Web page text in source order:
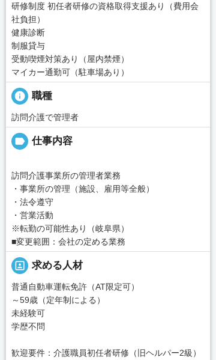
研修制度 初任者研修の資格取得支援あり（費用会
社負担）
健康診断
制服貸与
受動喫煙対策あり（屋内禁煙）
マイカー通勤可（駐車場あり）
info 職種
訪問介護で管理者
label 仕事内容
訪問介護事業所の管理者業務
・事業所の管理（施設、雇用等全般）
・法令遵守
・営業活動
※転勤の可能性あり（岐阜県）
■変更範囲：会社の定める業務
portrait 求める人材
普通自動車運転免許（AT限定可）
～59歳（定年制による）
未経験可
学歴不問
歓迎要件：介護職員初任者研修（旧ヘルパー2級）